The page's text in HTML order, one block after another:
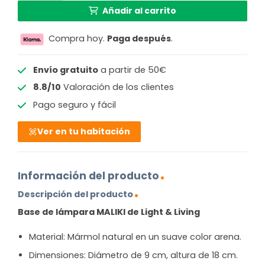
Añadir al carrito
Compra hoy. Paga después.
Envío gratuitoa partir de 50€
8.8/10 Valoración de los clientes
Pago seguro y fácil
Ver en tu habitación
Información del producto
Descripción del producto
Base de lámpara MALIKI de Light & Living
Material: Mármol natural en un suave color arena.
Dimensiones: Diámetro de 9 cm, altura de 18 cm.